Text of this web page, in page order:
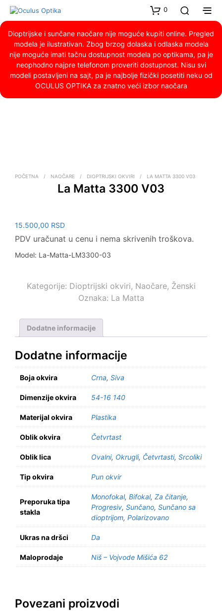
0
Dioptrijske i sunčane naočare nije moguće kupiti online. Pregled
modela je ilustrativan. Zbog brzog dolaska i odlaska modela
nije moguće imati tačnu dostupnost modela po optikama, pa je
neophodno najpre telefonom proveriti dostupnost. Nisu svi
modeli postavljeni na sajt, pa je najbolje fizički posetiti neku od
OCULUS OPTIKA za znatno veći izbor naočara
POČETNA / NAOČARE / DIOPTRIJSKI OKVIRI / LA MATTA 3300 V03
La Matta 3300 V03
15.500,00 RSD
PDV uračunat u cenu i nema skrivenih troškova.
Model: La-Matta-LM3300-03
Kategorije: Dioptrijski okviri, Naočare, Ženski
Oznaka: La Matta
Dodatne informacije
Dodatne informacije
Boja okvira Crna, Siva
Dimenzije okvira 54-16 140
Materijal okvira Plastika
Oblik okvira Četvrtast
Oblik lica Ovalni, Okrugli, Četvrtasti, Srcoliki
Tip okvira Pun okvir
Preporuka tipa
stakla
Monofokal, Bifokal, Za čitanje,
Progresiv, Sunčano, Sunčano sa
dioptrijom, Polarizovano
Ukras na dršci Da
Maloprodaje Niš – Vojvode Mišića 62
Povezani proizvodi